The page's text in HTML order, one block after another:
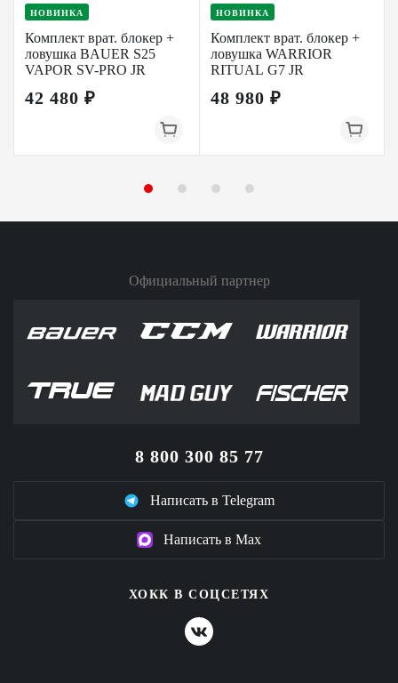
НОВИНКА
Комплект врат. блокер +
ловушка BAUER S25
VAPOR SV-PRO JR
42 480 ₽
НОВИНКА
Комплект врат. блокер +
ловушка WARRIOR
RITUAL G7 JR
48 980 ₽
Официальный партнер
8 800 300 85 77
Написать в Telegram
Написать в Max
ХОКК В СОЦСЕТЯХ